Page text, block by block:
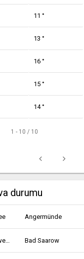
11 °
13 °
16 °
15 °
14 °
1 - 10 / 10
durumu
Angermünde
Bad Liebenwerda Bad Saarow